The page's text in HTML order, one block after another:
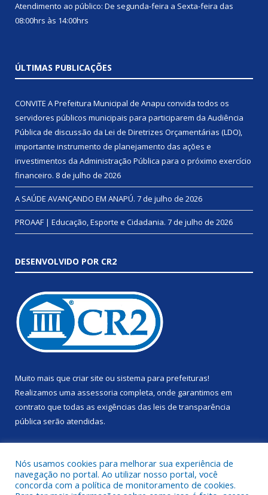
Atendimento ao público: De segunda-feira a Sexta-feira das
08:00hrs às 14:00hrs
ÚLTIMAS PUBLICAÇÕES
CONVITE A Prefeitura Municipal de Anapu convida todos os
servidores públicos municipais para participarem da Audiência
Pública de discussão da Lei de Diretrizes Orçamentárias (LDO),
importante instrumento de planejamento das ações e
investimentos da Administração Pública para o próximo exercício
financeiro. 8 de julho de 2026
A SAÚDE AVANÇANDO EM ANAPÚ. 7 de julho de 2026
PROAAF | Educação, Esporte e Cidadania. 7 de julho de 2026
DESENVOLVIDO POR CR2
Muito mais que criar site ou sistema para prefeituras!
Realizamos uma assessoria completa, onde garantimos em
contrato que todas as exigências das leis de transparência
pública serão atendidas.
Nós usamos cookies para melhorar sua experiência de
navegação no portal. Ao utilizar nosso portal, você
concorda com a política de monitoramento de cookies.